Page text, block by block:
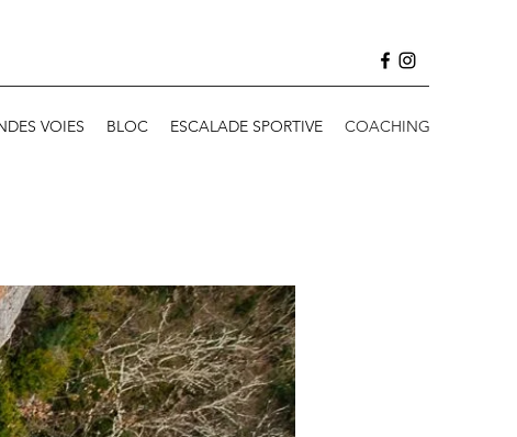
VOIES BLOC ESCALADE SPORTIVE COACHING